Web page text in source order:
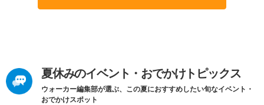
夏休みのイベント・おでかけトピックス
ウォーカー編集部が選ぶ、この夏におすすめしたい旬なイベント・
おでかけスポット